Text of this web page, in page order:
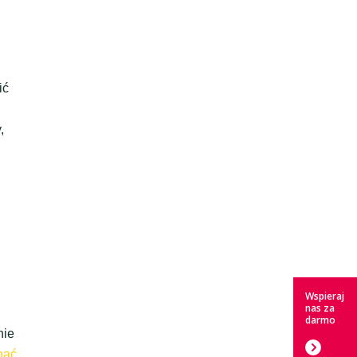
Wspieraj
nas za
darmo